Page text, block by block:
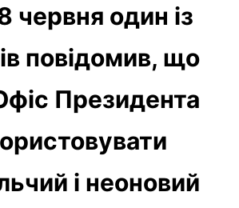
червня один із
повідомив, що
Президента
і неоновий